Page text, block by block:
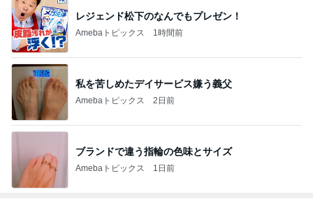
レジェンド松下のなんでもプレゼン！
Amebaトピックス 1時間前
私を苦しめたデイサービス嫌う義父
Amebaトピックス 2日前
ブランドで違う指輪の色味とサイズ
Amebaトピックス 1日前